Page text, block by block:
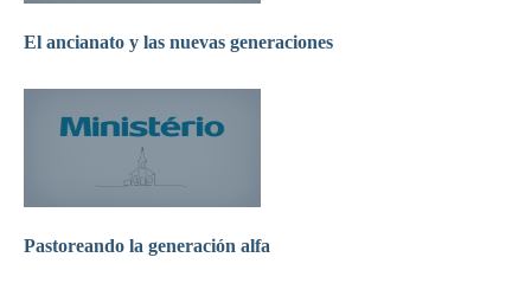
El ancianato y las nuevas generaciones
Pastoreando la generación alfa